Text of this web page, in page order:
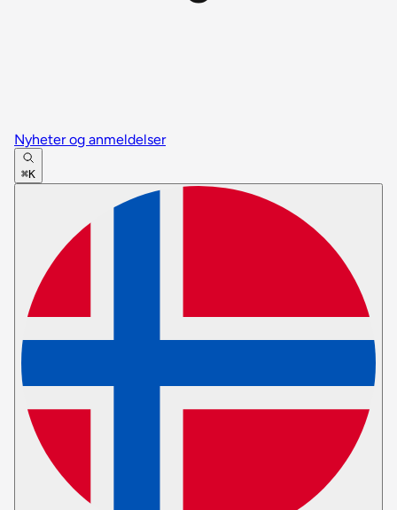
Nyheter og anmeldelser
⌘K